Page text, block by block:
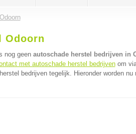
Odoorn
Odoorn
nog geen autoschade herstel bedrijven in
met autoschade herstel bedrijvenom
bedrijven tegelijk. Hieronder worden